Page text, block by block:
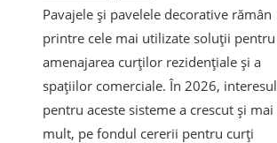
Pavajele și pavelele decorative rămân
printre cele mai utilizate soluții pentru
amenajarea curților rezidențiale și a
spațiilor comerciale. În 2026, interesul
pentru aceste sisteme a crescut și mai
mult, pe fondul cererii pentru curți